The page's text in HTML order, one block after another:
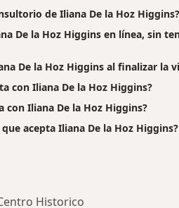
de Iliana De la Hoz Higgins?
De la Hoz Higgins en línea, sin
De la Hoz Higgins al finalizar la
con Iliana De la Hoz Higgins?
con Iliana De la Hoz Higgins?
acepta Iliana De la Hoz Higgins?
Historico